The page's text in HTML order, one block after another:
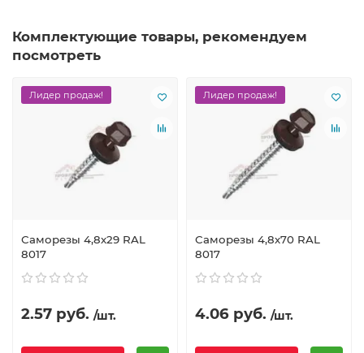
Комплектующие товары, рекомендуем
посмотреть
Лидер продаж!
Саморезы 4,8х29 RAL
8017
2.57 руб. /шт.
Лидер продаж!
Саморезы 4,8х70 RAL
8017
4.06 руб. /шт.